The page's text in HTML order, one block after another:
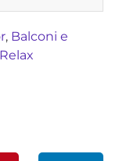
, Balconi e